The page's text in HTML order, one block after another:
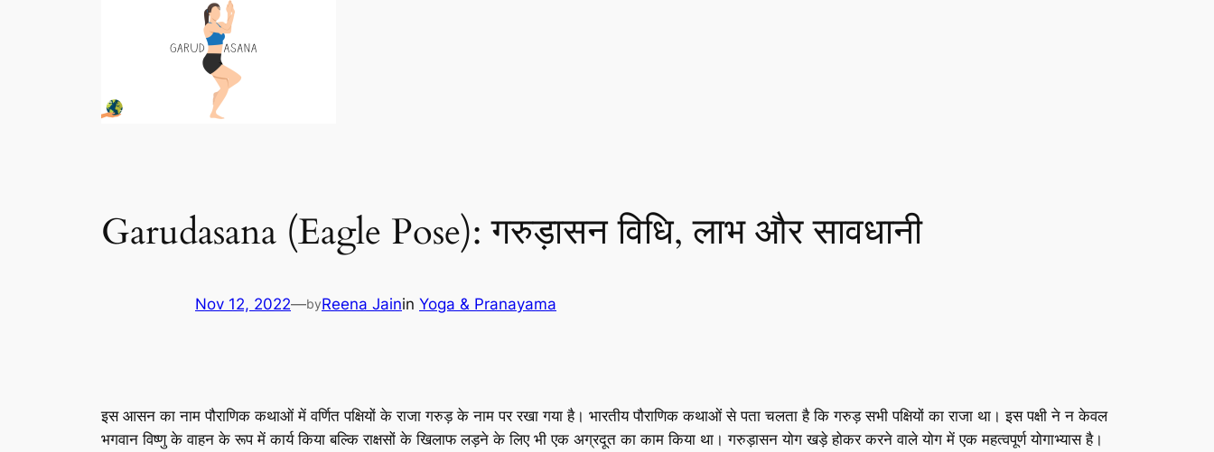
Garudasana (Eagle Pose): गरुड़ासन विधि, लाभ और सावधानी
Nov 12, 2022—byReena Jainin Yoga & Pranayama
इस आसन का नाम पौराणिक कथाओं में वर्णित पक्षियों के राजा गरुड़ के नाम पर रखा गया है। भारतीय पौराणिक कथाओं से पता चलता है कि गरुड़ सभी पक्षियों का राजा था। इस पक्षी ने न केवल
भगवान विष्णु के वाहन के रूप में कार्य किया बल्कि राक्षसों के खिलाफ लड़ने के लिए भी एक अग्रदूत का काम किया था। गरुड़ासन योग खड़े होकर करने वाले योग में एक महत्वपूर्ण योगाभ्यास है।